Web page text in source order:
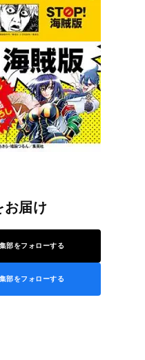
お届け
部をフォローする
部をフォローする